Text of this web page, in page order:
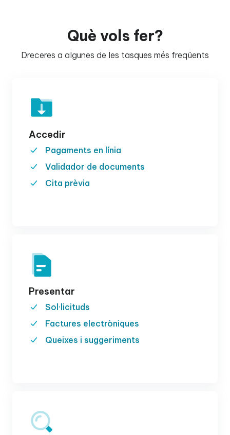
Què vols fer?
Dreceres a algunes de les tasques més freqüents
Accedir
Pagaments en línia
Validador de documents
Cita prèvia
Presentar
Sol·licituds
Factures electròniques
Queixes i suggeriments